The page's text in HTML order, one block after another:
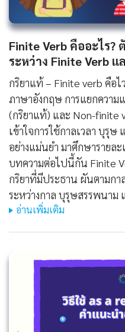
Finite Verb คืออะไร?
ระหว่าง Finite Verb แ
กริยาแท้ – Finite verb คือ
ภาษาอังกฤษ การแยกความ
(กริยาแท้) และ Non-finite
เข้าใจการใช้กาลเวลา บุรุ
อย่างแม่นยำ มาศึกษารายละ
บทความต่อไปนี้กัน Finite
กริยาที่มีประธาน ผันตามก
ระหว่างกาล บุรุษสรรพนาม
อ่านเพิ่มเติม